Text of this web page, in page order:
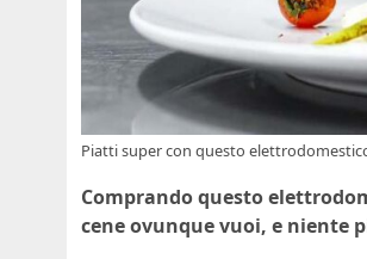
Piatti super con questo
Comprando questo
cene ovunque vuoi, e niente